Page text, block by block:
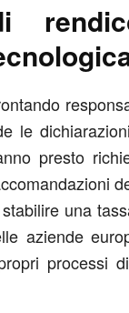
le
presto
una
aziende
processi